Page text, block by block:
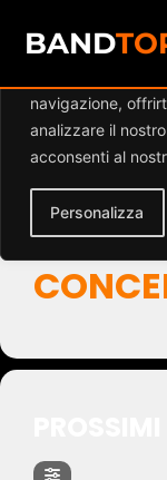
Diamo valore
navigazione,
analizzare il
acconsenti al
Personalizza
BAND